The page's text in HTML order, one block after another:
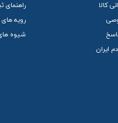
کالا
ایران
رویه
شیوه